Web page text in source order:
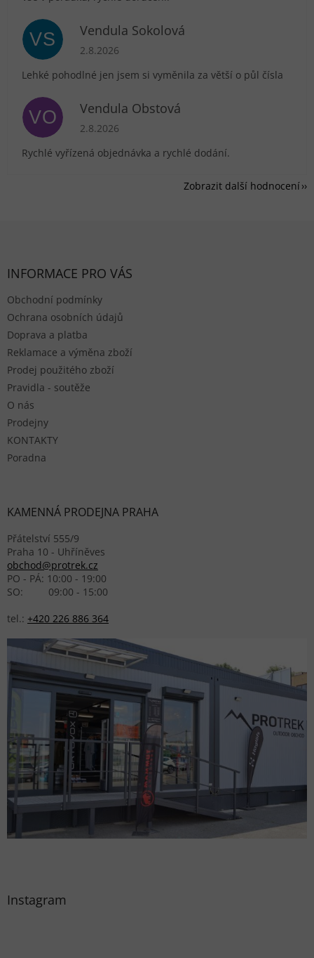
VS Vendula Sokolová
Hodnocení obchodu je 5 z 5 hvězdiček.
2.8.2026
Lehké pohodlné jen jsem si vyměnila za větší o půl čísla
VO Vendula Obstová
Hodnocení obchodu je 5 z 5 hvězdiček.
2.8.2026
Rychlé vyřízená objednávka a rychlé dodání.
Zobrazit další hodnocení
INFORMACE PRO VÁS
Obchodní podmínky
Ochrana osobních údajů
Doprava a platba
Reklamace a výměna zboží
Prodej použitého zboží
Pravidla - soutěže
O nás
Prodejny
KONTAKTY
Poradna
KAMENNÁ PRODEJNA PRAHA
Přátelství 555/9
Praha 10 - Uhříněves
obchod@protrek.cz
PO - PÁ: 10:00 - 19:00
SO: 09:00 - 15:00
tel.: +420 226 886 364
Instagram